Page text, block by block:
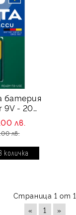
батерия
9V - 200
лв.
лв.
Страница 1 от 1
«
1 »